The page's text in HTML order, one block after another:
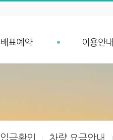
배표예약
배표예약
이용안내
예약안내
입금확인 차량 요금안내